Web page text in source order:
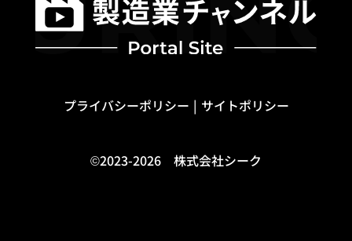
プライバシーポリシー サイトポリシー
©2023-2026 株式会社シーク